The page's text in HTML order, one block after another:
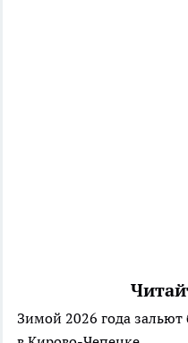
Зимой 2026 года